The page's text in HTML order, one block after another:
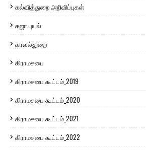
கல்வித்துறை அறிவிப்புகள்
கஜா புயல்
காவல்துறை
கிராமசபை
கிராமசபை கூட்டம்_2019
கிராமசபை கூட்டம்_2020
கிராமசபை கூட்டம்_2021
கிராமசபை கூட்டம்_2022